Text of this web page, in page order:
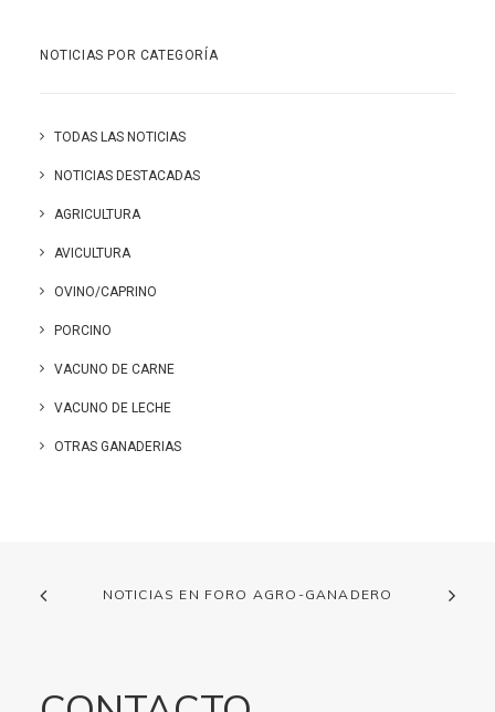
NOTICIAS POR CATEGORÍA
TODAS LAS NOTICIAS
NOTICIAS DESTACADAS
AGRICULTURA
AVICULTURA
OVINO/CAPRINO
PORCINO
VACUNO DE CARNE
VACUNO DE LECHE
OTRAS GANADERIAS
NOTICIAS EN FORO AGRO-GANADERO